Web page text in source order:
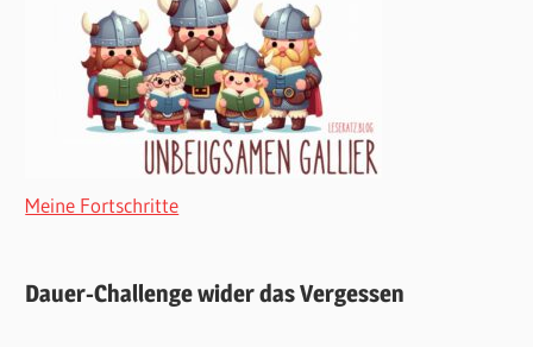
Meine Fortschritte
Dauer-Challenge wider das Vergessen